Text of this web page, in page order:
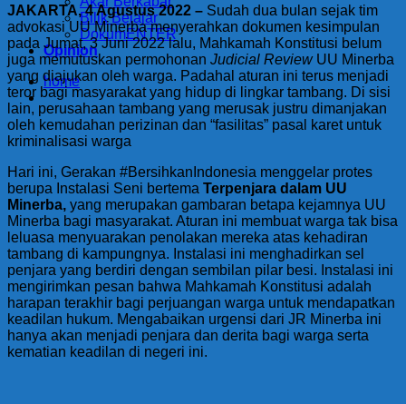
Bilik Belajar
DokumENTER
Opinion
home
JAKARTA, 4 Agustus 2022 – Sudah dua bulan sejak tim
advokasi UU Minerba menyerahkan dokumen kesimpulan
pada Jumat, 3 Juni 2022 lalu, Mahkamah Konstitusi belum
juga memutuskan permohonan Judicial Review UU Minerba
yang diajukan oleh warga. Padahal aturan ini terus menjadi
teror bagi masyarakat yang hidup di lingkar tambang. Di sisi
lain, perusahaan tambang yang merusak justru dimanjakan
oleh kemudahan perizinan dan “fasilitas” pasal karet untuk
kriminalisasi warga
Hari ini, Gerakan #BersihkanIndonesia menggelar protes
berupa Instalasi Seni bertema Terpenjara dalam UU
Minerba, yang merupakan gambaran betapa kejamnya UU
Minerba bagi masyarakat. Aturan ini membuat warga tak bisa
leluasa menyuarakan penolakan mereka atas kehadiran
tambang di kampungnya. Instalasi ini menghadirkan sel
penjara yang berdiri dengan sembilan pilar besi. Instalasi ini
mengirimkan pesan bahwa Mahkamah Konstitusi adalah
harapan terakhir bagi perjuangan warga untuk mendapatkan
keadilan hukum. Mengabaikan urgensi dari JR Minerba ini
hanya akan menjadi penjara dan derita bagi warga serta
kematian keadilan di negeri ini.